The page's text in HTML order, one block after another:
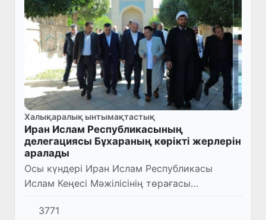
Халықаралық ынтымақтастық
Иран Ислам Республикасының
делегациясы Бұхараның көрікті жерлерін
аралады
Осы күндері Иран Ислам Республикасы
Ислам Кеңесі Мәжілісінің төрағасы
Мухаммад Боқир Қалибоф басшылығындағы
делегация мүшелері ресми сапармен
3771